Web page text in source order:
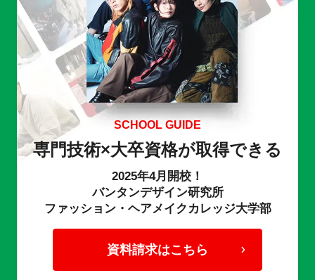
SCHOOL GUIDE
専門技術×大卒資格が取得できる
2025年4月開校！
バンタンデザイン研究所
ファッション・ヘアメイクカレッジ大学部
資料請求はこちら